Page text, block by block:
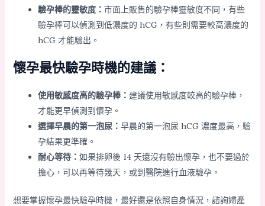
驗孕棒的靈敏度： 市面上販售的驗孕棒靈敏度不同，有些
驗孕棒可以偵測到低濃度的 hCG，有些則需要較高濃度的
hCG 才能驗出。
懷孕最快驗孕時機的建議：
使用敏感度高的驗孕棒： 建議使用敏感度較高的驗孕棒，
才能更早偵測到懷孕。
選擇早晨的第一泡尿： 早晨的第一泡尿 hCG 濃度最高，驗
孕結果更準確。
耐心等待： 如果排卵後 14 天還沒有驗出懷孕，也不要過於
擔心，可以再等待幾天，或到醫院進行血液驗孕。
想要掌握懷孕最快驗孕時機，最好還是依照自身情況，諮詢婦產